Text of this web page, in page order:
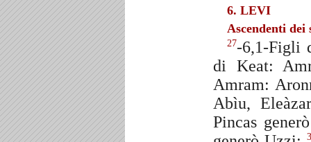
6. LEVI
Ascendenti dei
27-6,1-Figli
di Keat:
Amram:
Abìu,
Pincas